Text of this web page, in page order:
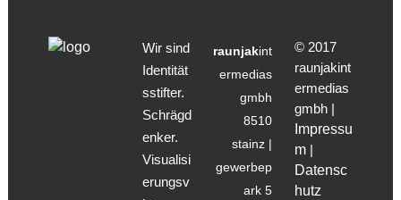
Wir sind
Identität
sstifter.
Schrägd
enker.
Visualisi
erungsv
raunjakint
ermedias
gmbh
8510
stainz |
gewerbep
ark 5
© 2017
raunjakint
ermedias
gmbh |
Impressu
m |
Datensc
hutz